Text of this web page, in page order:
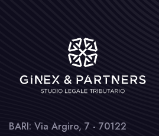
BARI: Via Argiro, 7 - 70122